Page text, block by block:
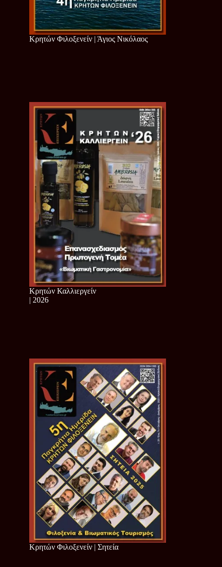
Κρητών Φιλοξενείν | Άγιος Νικόλαος
Κρητών Καλλιεργείν
| 2026
Κρητών Φιλοξενείν | Σητεία